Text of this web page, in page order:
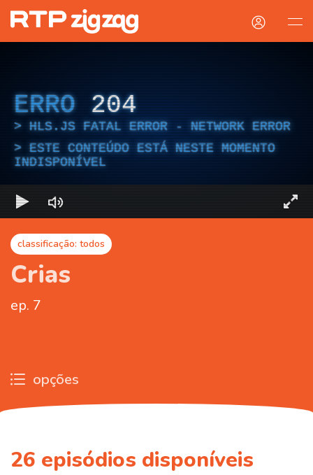
ERRO 204
HLS.JS FATAL ERROR - NETWORK ERROR
ESTE CONTEÚDO ESTÁ NESTE MOMENTO
INDISPONÍVEL
classificação: todos
Crias
ep. 7
opções
26 episódios disponíveis